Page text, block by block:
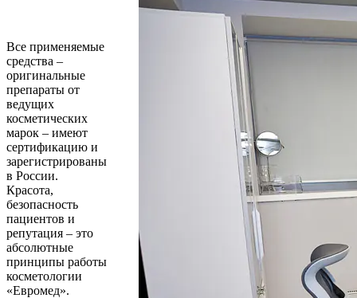
Все применяемые
средства –
оригинальные
препараты от
ведущих
косметических
марок – имеют
сертификацию и
зарегистрированы
в России.
Красота,
безопасность
пациентов и
репутация – это
абсолютные
принципы работы
косметологии
«Евромед».